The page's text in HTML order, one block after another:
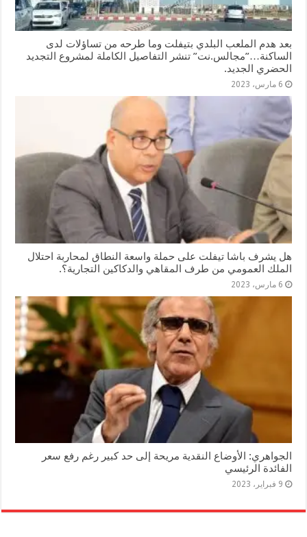
بعد هدم الملعب البلدي بتيفلت وما طرحه من تساؤلات لدى
الساكنة…”مجالس.نت” تنشر التفاصيل الكاملة لمشروع التجديد
الحضري الجديد.
6 مارس، 2023
هل يشرف باشا تيفلت على حملة واسعة النطاق لمحاربة احتلال
الملك العمومي من طرف المقاهي والدكاكين التجارية؟.
6 مارس، 2023
الجواهري: الأوضاع النقدية مريحة إلى حد كبير رغم رفع سعر
الفائدة الرئيسي
9 فبراير، 2023